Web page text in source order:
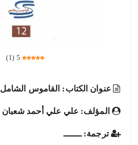
5
(
1
)
عنوان الكتاب: القاموس الشامل
المؤلف: علي علي أحمد شعبان
ترجمة: ـــــــ